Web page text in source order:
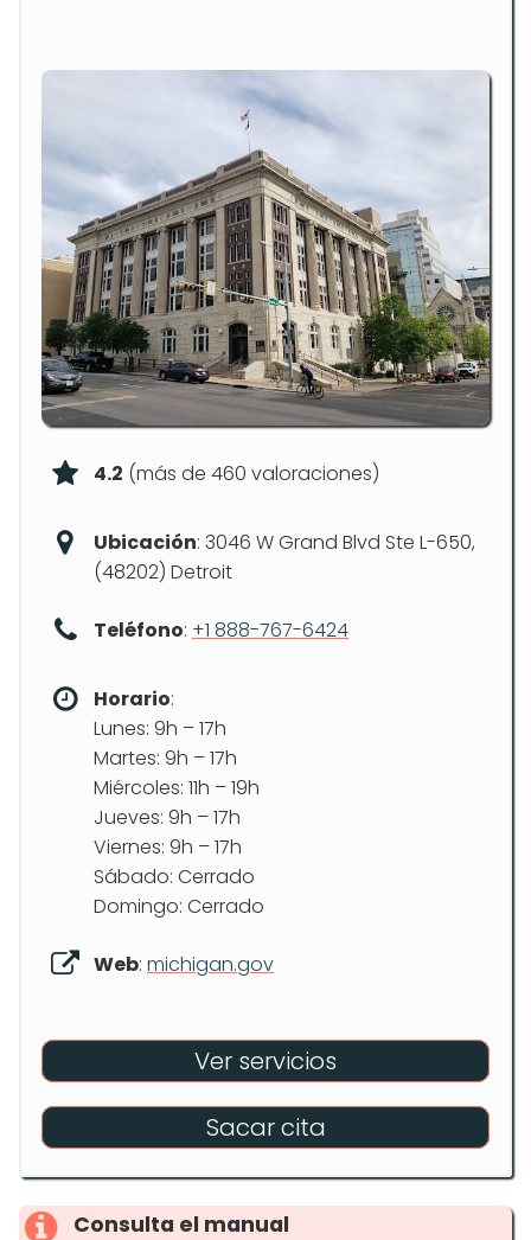
4.2 (más de 460 valoraciones)
Ubicación: 3046 W Grand Blvd Ste L-650,
(48202) Detroit
Teléfono: +1 888-767-6424
Horario:
Lunes: 9h – 17h
Martes: 9h – 17h
Miércoles: 11h – 19h
Jueves: 9h – 17h
Viernes: 9h – 17h
Sábado: Cerrado
Domingo: Cerrado
Web: michigan.gov
Ver servicios
Sacar cita
Consulta el manual